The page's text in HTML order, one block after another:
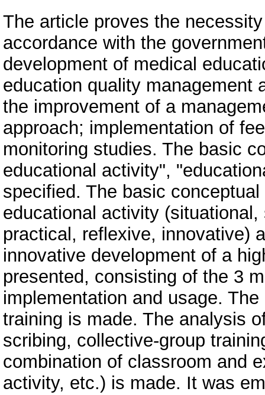
The article proves the
accordance with the
development of medical
education quality management
the improvement of a
approach; implementation of
monitoring studies. The basic
educational activity",
specified. The basic
educational activity
practical, reflexive, innovative)
innovative development of a
presented, consisting of the 3
implementation and usage.
training is made. The analysis
scribing, collective-group
combination of classroom and
activity, etc.) is made. It was